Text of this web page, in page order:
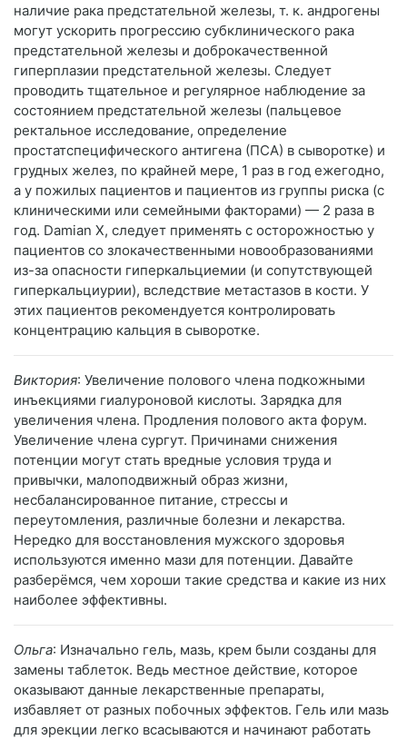
наличие рака предстательной железы, т. к. андрогены
могут ускорить прогрессию субклинического рака
предстательной железы и доброкачественной
гиперплазии предстательной железы. Следует
проводить тщательное и регулярное наблюдение за
состоянием предстательной железы (пальцевое
ректальное исследование, определение
простатспецифического антигена (ПСА) в сыворотке) и
грудных желез, по крайней мере, 1 раз в год ежегодно,
а у пожилых пациентов и пациентов из группы риска (с
клиническими или семейными факторами) — 2 раза в
год. Damian X, следует применять с осторожностью у
пациентов со злокачественными новообразованиями
из-за опасности гиперкальциемии (и сопутствующей
гиперкальциурии), вследствие метастазов в кости. У
этих пациентов рекомендуется контролировать
концентрацию кальция в сыворотке.
Виктория: Увеличение полового члена подкожными
инъекциями гиалуроновой кислоты. Зарядка для
увеличения члена. Продления полового акта форум.
Увеличение члена сургут. Причинами снижения
потенции могут стать вредные условия труда и
привычки, малоподвижный образ жизни,
несбалансированное питание, стрессы и
переутомления, различные болезни и лекарства.
Нередко для восстановления мужского здоровья
используются именно мази для потенции. Давайте
разберёмся, чем хороши такие средства и какие из них
наиболее эффективны.
Ольга: Изначально гель, мазь, крем были созданы для
замены таблеток. Ведь местное действие, которое
оказывают данные лекарственные препараты,
избавляет от разных побочных эффектов. Гель или мазь
для эрекции легко всасываются и начинают работать